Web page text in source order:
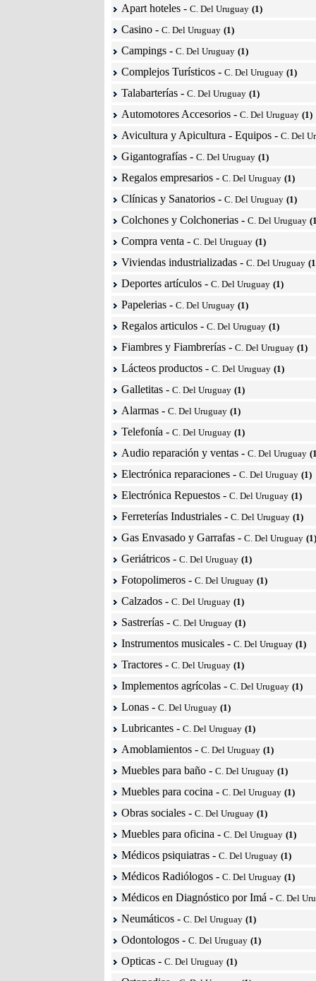
Apart hoteles - C. Del Uruguay (1)
Casino - C. Del Uruguay (1)
Campings - C. Del Uruguay (1)
Complejos Turísticos - C. Del Uruguay (1)
Talabarterías - C. Del Uruguay (1)
Automotores Accesorios - C. Del Uruguay (1)
Avicultura y Apicultura - Equipos - C. Del
Gigantografías - C. Del Uruguay (1)
Regalos empresarios - C. Del Uruguay (1)
Clínicas y Sanatorios - C. Del Uruguay (1)
Colchones y Colchonerias - C. Del Uruguay
Compra venta - C. Del Uruguay (1)
Viviendas industrializadas - C. Del Uruguay
Deportes artículos - C. Del Uruguay (1)
Papelerias - C. Del Uruguay (1)
Regalos articulos - C. Del Uruguay (1)
Fiambres y Fiambrerías - C. Del Uruguay (1)
Lácteos productos - C. Del Uruguay (1)
Galletitas - C. Del Uruguay (1)
Alarmas - C. Del Uruguay (1)
Telefonía - C. Del Uruguay (1)
Audio reparación y ventas - C. Del Uruguay
Electrónica reparaciones - C. Del Uruguay (1)
Electrónica Repuestos - C. Del Uruguay (1)
Ferreterías Industriales - C. Del Uruguay (1)
Gas Envasado y Garrafas - C. Del Uruguay (1)
Geriátricos - C. Del Uruguay (1)
Fotopolimeros - C. Del Uruguay (1)
Calzados - C. Del Uruguay (1)
Sastrerías - C. Del Uruguay (1)
Instrumentos musicales - C. Del Uruguay (1)
Tractores - C. Del Uruguay (1)
Implementos agrícolas - C. Del Uruguay (1)
Lonas - C. Del Uruguay (1)
Lubricantes - C. Del Uruguay (1)
Amoblamientos - C. Del Uruguay (1)
Muebles para baño - C. Del Uruguay (1)
Muebles para cocina - C. Del Uruguay (1)
Obras sociales - C. Del Uruguay (1)
Muebles para oficina - C. Del Uruguay (1)
Médicos psiquiatras - C. Del Uruguay (1)
Médicos Radiólogos - C. Del Uruguay (1)
Médicos en Diagnóstico por Imá - C. Del
Neumáticos - C. Del Uruguay (1)
Odontologos - C. Del Uruguay (1)
Opticas - C. Del Uruguay (1)